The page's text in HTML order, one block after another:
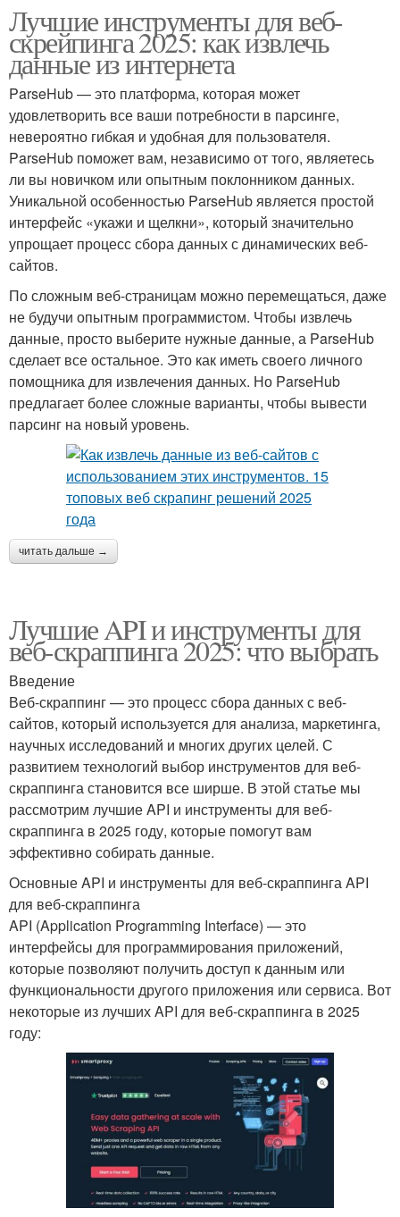
Лучшие инструменты для веб-
скрейпинга 2025: как извлечь
данные из интернета
ParseHub — это платформа, которая может
удовлетворить все ваши потребности в парсинге,
невероятно гибкая и удобная для пользователя.
ParseHub поможет вам, независимо от того, являетесь
ли вы новичком или опытным поклонником данных.
Уникальной особенностью ParseHub является простой
интерфейс «укажи и щелкни», который значительно
упрощает процесс сбора данных с динамических веб-
сайтов.
По сложным веб-страницам можно перемещаться, даже
не будучи опытным программистом. Чтобы извлечь
данные, просто выберите нужные данные, а ParseHub
сделает все остальное. Это как иметь своего личного
помощника для извлечения данных. Но ParseHub
предлагает более сложные варианты, чтобы вывести
парсинг на новый уровень.
читать дальше →
Лучшие API и инструменты для
веб-скраппинга 2025: что выбрать
Введение
Веб-скраппинг — это процесс сбора данных с веб-
сайтов, который используется для анализа, маркетинга,
научных исследований и многих других целей. С
развитием технологий выбор инструментов для веб-
скраппинга становится все ширше. В этой статье мы
рассмотрим лучшие API и инструменты для веб-
скраппинга в 2025 году, которые помогут вам
эффективно собирать данные.
Основные API и инструменты для веб-скраппинга API
для веб-скраппинга
API (Application Programming Interface) — это
интерфейсы для программирования приложений,
которые позволяют получить доступ к данным или
функциональности другого приложения или сервиса. Вот
некоторые из лучших API для веб-скраппинга в 2025
году: